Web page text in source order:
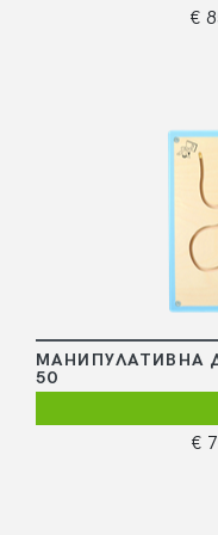
€
МАНИПУЛАТИВНА
50
€